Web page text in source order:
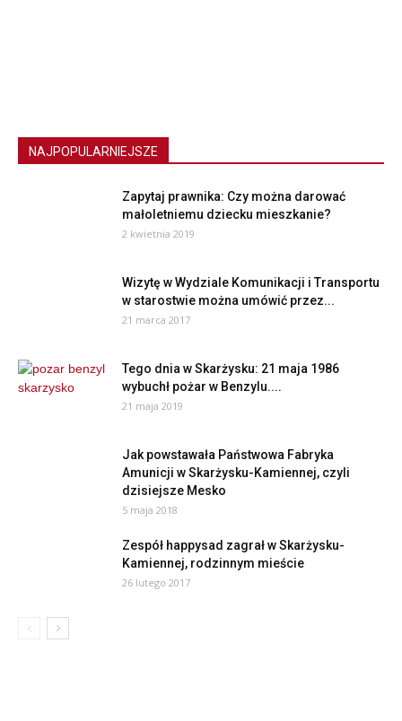
NAJPOPULARNIEJSZE
Zapytaj prawnika: Czy można darować
małoletniemu dziecku mieszkanie?
2 kwietnia 2019
Wizytę w Wydziale Komunikacji i Transportu
w starostwie można umówić przez...
21 marca 2017
Tego dnia w Skarżysku: 21 maja 1986
wybuchł pożar w Benzylu....
21 maja 2019
Jak powstawała Państwowa Fabryka
Amunicji w Skarżysku-Kamiennej, czyli
dzisiejsze Mesko
5 maja 2018
Zespół happysad zagrał w Skarżysku-
Kamiennej, rodzinnym mieście
26 lutego 2017